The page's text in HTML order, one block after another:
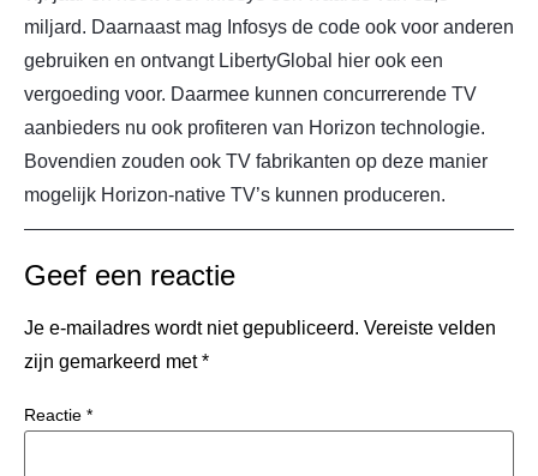
miljard. Daarnaast mag Infosys de code ook voor anderen
gebruiken en ontvangt LibertyGlobal hier ook een
vergoeding voor. Daarmee kunnen concurrerende TV
aanbieders nu ook profiteren van Horizon technologie.
Bovendien zouden ook TV fabrikanten op deze manier
mogelijk Horizon-native TV’s kunnen produceren.
Geef een reactie
Je e-mailadres wordt niet gepubliceerd. Vereiste velden
zijn gemarkeerd met*
Reactie *